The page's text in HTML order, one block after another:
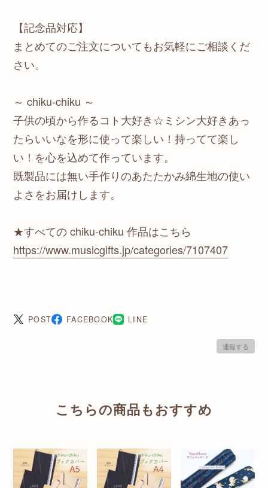
【記念品対応】
まとめてのご注文についてもお気軽にご相談くだ
さい。
～ chiku-chiku ～
子供の頃から作るコト大好き☆ミシン大好きあっ
たらいいなを形に使って楽しい！持ってて楽し
い！を心を込めて作っています。
既製品には無い手作りのあたたかみ綿生地の使い
よさをお届けします。
★すべての chiku-chiku 作品はこちら
https://www.musicgifts.jp/categories/7107407
POST FACEBOOK LINE
通報する
こちらの商品もおすすめ